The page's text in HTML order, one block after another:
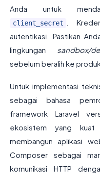
Anda untuk
client_secret
.
autentikasi. Pastikan
lingkungan sandbox/
sebelum beralih ke
Untuk implementasi
sebagai bahasa
framework Laravel
ekosistem yang
membangun aplikasi
Composer sebagai
komunikasi HTTP